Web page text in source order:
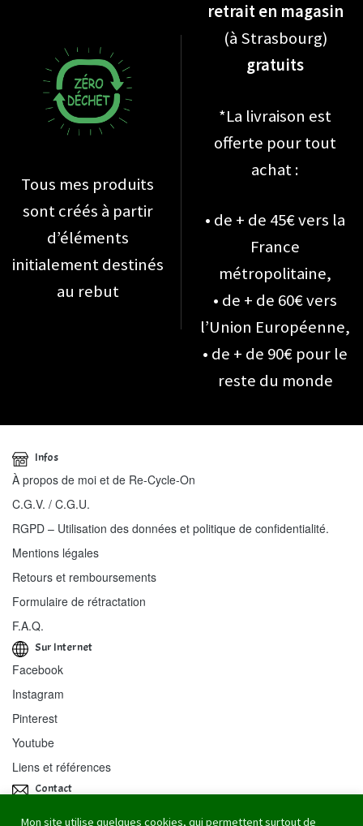
Tous mes produits
sont créés à partir
d’éléments
initialement destinés
au rebut
retrait en magasin
(à Strasbourg)
gratuits
*La livraison est
offerte pour tout
achat :
• de + de 45€ vers la
France
métropolitaine,
• de + de 60€ vers
l’Union Européenne,
• de + de 90€ pour le
reste du monde
Infos
À propos de moi et de Re-Cycle-On
C.G.V. / C.G.U.
RGPD – Utilisation des données et politique de confidentialité.
Mentions légales
Retours et remboursements
Formulaire de rétractation
F.A.Q.
Sur Internet
Facebook
Instagram
Pinterest
Youtube
Liens et références
Contact
Mon site utilise quelques cookies, qui permettent surtout de